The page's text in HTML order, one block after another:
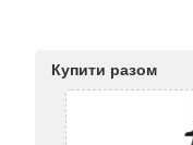
Купити разом